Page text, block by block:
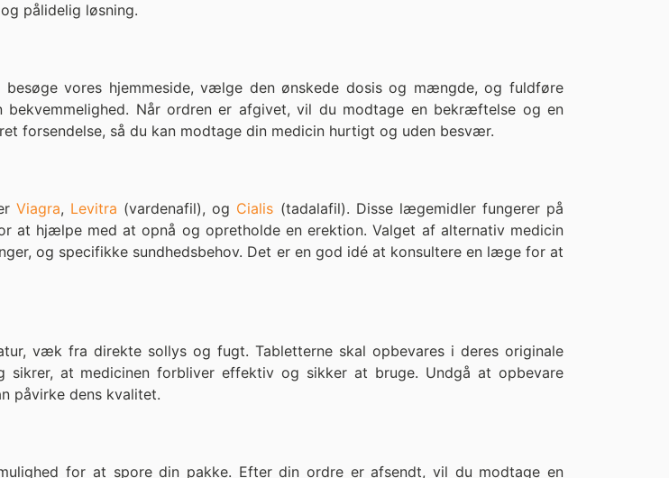
pålidelig løsning.
vores hjemmeside, vælge den ønskede dosis og mængde, og fuldføre
Når ordren er afgivet, vil du modtage en bekræftelse og en
forsendelse, så du kan modtage din medicin hurtigt og uden besvær.
Viagra, Levitra (vardenafil), og Cialis (tadalafil). Disse lægemidler fungerer på
at hjælpe med at opnå og opretholde en erektion. Valget af alternativ medicin
og specifikke sundhedsbehov. Det er en god idé at konsultere en læge for at
væk fra direkte sollys og fugt. Tabletterne skal opbevares i deres originale
at medicinen forbliver effektiv og sikker at bruge. Undgå at opbevare
påvirke dens kvalitet.
for at spore din pakke. Efter din ordre er afsendt, vil du modtage en